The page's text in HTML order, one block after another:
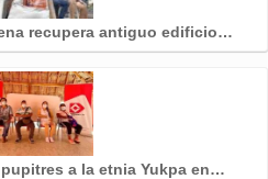
recupera antiguo edificio…
a la etnia Yukpa en…